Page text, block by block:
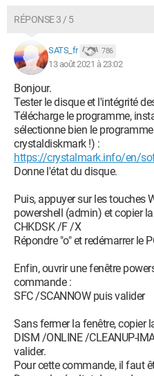
RÉPONSE 3 / 5
SATS_fr 786
13 août 2021 à 23:02
Bonjour.
Tester le disque et l'intégrité
Télécharge le programme,
sélectionne bien le
crystaldiskmark !) :
https://crystalmark.info/en/
Donne l'état du disque.
Puis, appuyer sur les touches
powershell (admin) et copier
CHKDSK /F /X
Répondre "o" et redémarrer le
Enfin, ouvrir une fenêtre
commande :
SFC /SCANNOW puis valider
Sans fermer la fenêtre, copier
DISM /ONLINE /CLEANUP-
valider.
Pour cette commande, il faut